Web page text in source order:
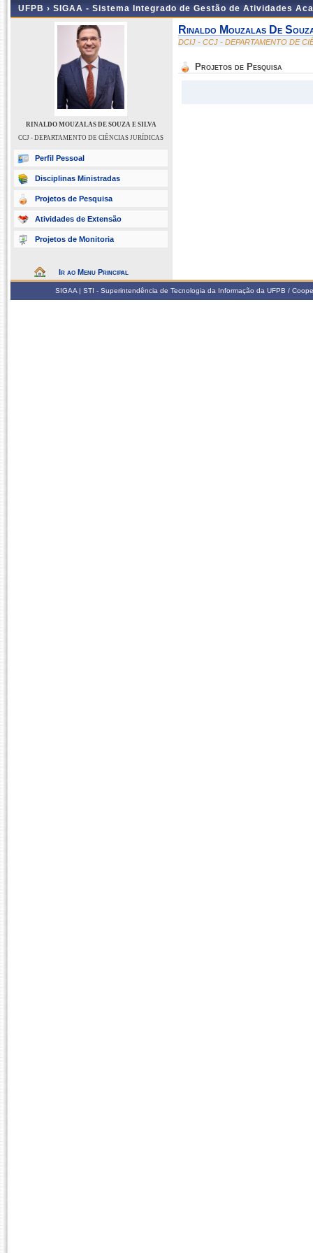
UFPB › SIGAA - Sistema Integrado de Gestão de Atividades
RINALDO MOUZALAS DE SOUZA E SILVA
CCJ - DEPARTAMENTO DE CIÊNCIAS JURÍDICAS
Perfil Pessoal
Disciplinas Ministradas
Projetos de Pesquisa
Atividades de Extensão
Projetos de Monitoria
Ir ao Menu Principal
Rinaldo Mouzalas De
DCIJ - CCJ - DEPARTAMENTO DE
Projetos de Pesquisa
SIGAA | STI - Superintendência de Tecnologia da Informação da UFPB /